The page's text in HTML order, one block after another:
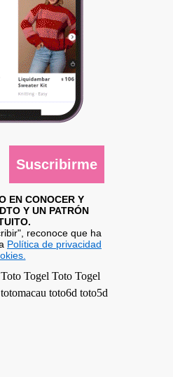
Suscribirme
EN CONOCER Y
Y UN PATRÓN
reconoce que ha
Política de privacidad
Toto Togel Toto Togel
totomacau toto6d toto5d